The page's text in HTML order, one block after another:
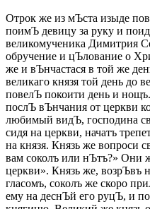
Отрок же из мЪста изыде
поимЪ девицу за руку и
великомученика Димитрия
обручение и цЪлование о
же и вЪнчастася в той же
великаго князя той день до
повелЪ покоити день и
послЪ вЪнчания от церкви
любимый видЪ, господина
сидя на церкви, начатъ
на князя. Князь же вопроси
вам соколъ или нЪтъ?» Они
церкви». Князь же, возрЪвъ
гласомъ, соколъ же скоро
ему на деснЪй его руцЪ, и